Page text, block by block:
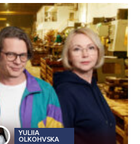
YULIIA
OLKOHVSKA